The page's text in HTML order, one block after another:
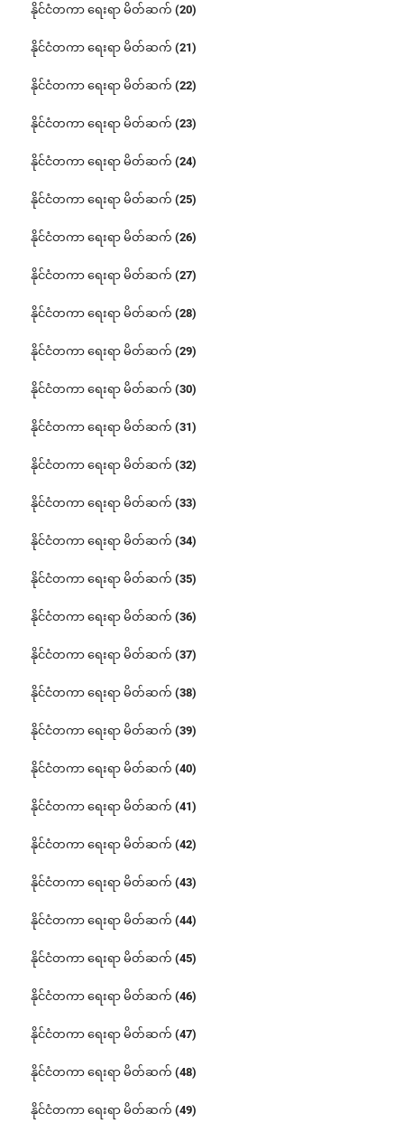
နိုင်ငံတကာ ရေးရာ မိတ်ဆက် (20)
နိုင်ငံတကာ ရေးရာ မိတ်ဆက် (21)
နိုင်ငံတကာ ရေးရာ မိတ်ဆက် (22)
နိုင်ငံတကာ ရေးရာ မိတ်ဆက် (23)
နိုင်ငံတကာ ရေးရာ မိတ်ဆက် (24)
နိုင်ငံတကာ ရေးရာ မိတ်ဆက် (25)
နိုင်ငံတကာ ရေးရာ မိတ်ဆက် (26)
နိုင်ငံတကာ ရေးရာ မိတ်ဆက် (27)
နိုင်ငံတကာ ရေးရာ မိတ်ဆက် (28)
နိုင်ငံတကာ ရေးရာ မိတ်ဆက် (29)
နိုင်ငံတကာ ရေးရာ မိတ်ဆက် (30)
နိုင်ငံတကာ ရေးရာ မိတ်ဆက် (31)
နိုင်ငံတကာ ရေးရာ မိတ်ဆက် (32)
နိုင်ငံတကာ ရေးရာ မိတ်ဆက် (33)
နိုင်ငံတကာ ရေးရာ မိတ်ဆက် (34)
နိုင်ငံတကာ ရေးရာ မိတ်ဆက် (35)
နိုင်ငံတကာ ရေးရာ မိတ်ဆက် (36)
နိုင်ငံတကာ ရေးရာ မိတ်ဆက် (37)
နိုင်ငံတကာ ရေးရာ မိတ်ဆက် (38)
နိုင်ငံတကာ ရေးရာ မိတ်ဆက် (39)
နိုင်ငံတကာ ရေးရာ မိတ်ဆက် (40)
နိုင်ငံတကာ ရေးရာ မိတ်ဆက် (41)
နိုင်ငံတကာ ရေးရာ မိတ်ဆက် (42)
နိုင်ငံတကာ ရေးရာ မိတ်ဆက် (43)
နိုင်ငံတကာ ရေးရာ မိတ်ဆက် (44)
နိုင်ငံတကာ ရေးရာ မိတ်ဆက် (45)
နိုင်ငံတကာ ရေးရာ မိတ်ဆက် (46)
နိုင်ငံတကာ ရေးရာ မိတ်ဆက် (47)
နိုင်ငံတကာ ရေးရာ မိတ်ဆက် (48)
နိုင်ငံတကာ ရေးရာ မိတ်ဆက် (49)